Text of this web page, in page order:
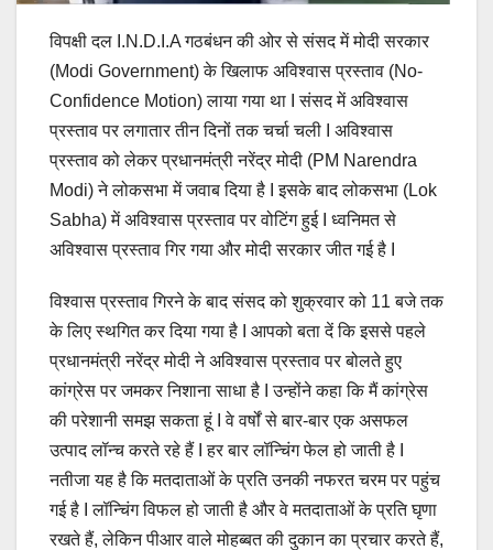
विपक्षी दल I.N.D.I.A गठबंधन की ओर से संसद में मोदी सरकार
(Modi Government) के खिलाफ अविश्वास प्रस्ताव (No-
Confidence Motion) लाया गया था I संसद में अविश्वास
प्रस्ताव पर लगातार तीन दिनों तक चर्चा चली I अविश्वास
प्रस्ताव को लेकर प्रधानमंत्री नरेंद्र मोदी (PM Narendra
Modi) ने लोकसभा में जवाब दिया है I इसके बाद लोकसभा (Lok
Sabha) में अविश्वास प्रस्ताव पर वोटिंग हुई I ध्वनिमत से
अविश्वास प्रस्ताव गिर गया और मोदी सरकार जीत गई है I
विश्वास प्रस्ताव गिरने के बाद संसद को शुक्रवार को 11 बजे तक
के लिए स्थगित कर दिया गया है I आपको बता दें कि इससे पहले
प्रधानमंत्री नरेंद्र मोदी ने अविश्वास प्रस्ताव पर बोलते हुए
कांग्रेस पर जमकर निशाना साधा है I उन्होंने कहा कि मैं कांग्रेस
की परेशानी समझ सकता हूं I वे वर्षों से बार-बार एक असफल
उत्पाद लॉन्च करते रहे हैं I हर बार लॉन्चिंग फेल हो जाती है I
नतीजा यह है कि मतदाताओं के प्रति उनकी नफरत चरम पर पहुंच
गई है I लॉन्चिंग विफल हो जाती है और वे मतदाताओं के प्रति घृणा
रखते हैं, लेकिन पीआर वाले मोहब्बत की दुकान का प्रचार करते हैं,